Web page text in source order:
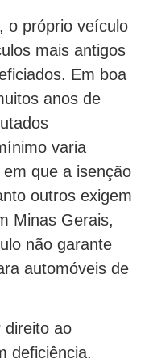
o próprio veículo
mais antigos
Em boa
anos de
varia
que a isenção
outros exigem
Minas Gerais,
não garante
automóveis de
direito ao
deficiência.